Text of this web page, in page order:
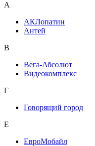
А
АКЛопатин
Антей
В
Вега-Абсолют
Видеокомплекс
Г
Говорящий город
Е
ЕвроМобайл